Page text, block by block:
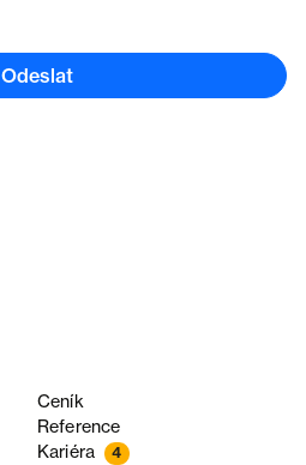
Odeslat
Ceník
Reference
Kariéra 4